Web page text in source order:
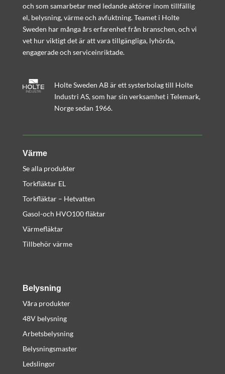
och som samarbetar med ledande aktörer inom tillfällig
el, belysning, värme och avfuktning. Teamet i Holte
Sweden har många års erfarenhet från branschen, och vi
vet hur viktigt det är att vara tillgängliga, lyhörda,
engagerade och serviceinriktade.
Holte Sweden AB är ett systerbolag till Holte
Industri AS, som har sin verksamhet i Telemark,
Norge sedan 1966.
Värme
Se alla produkter
Torkfläktar EL
Torkfläktar – Hetvatten
Gasol-och HVO100 fläktar
Värmefläktar
Tillbehör värme
Belysning
Våra produkter
48V belysning
Arbetsbelysning
Belysningsmaster
Ledslingor